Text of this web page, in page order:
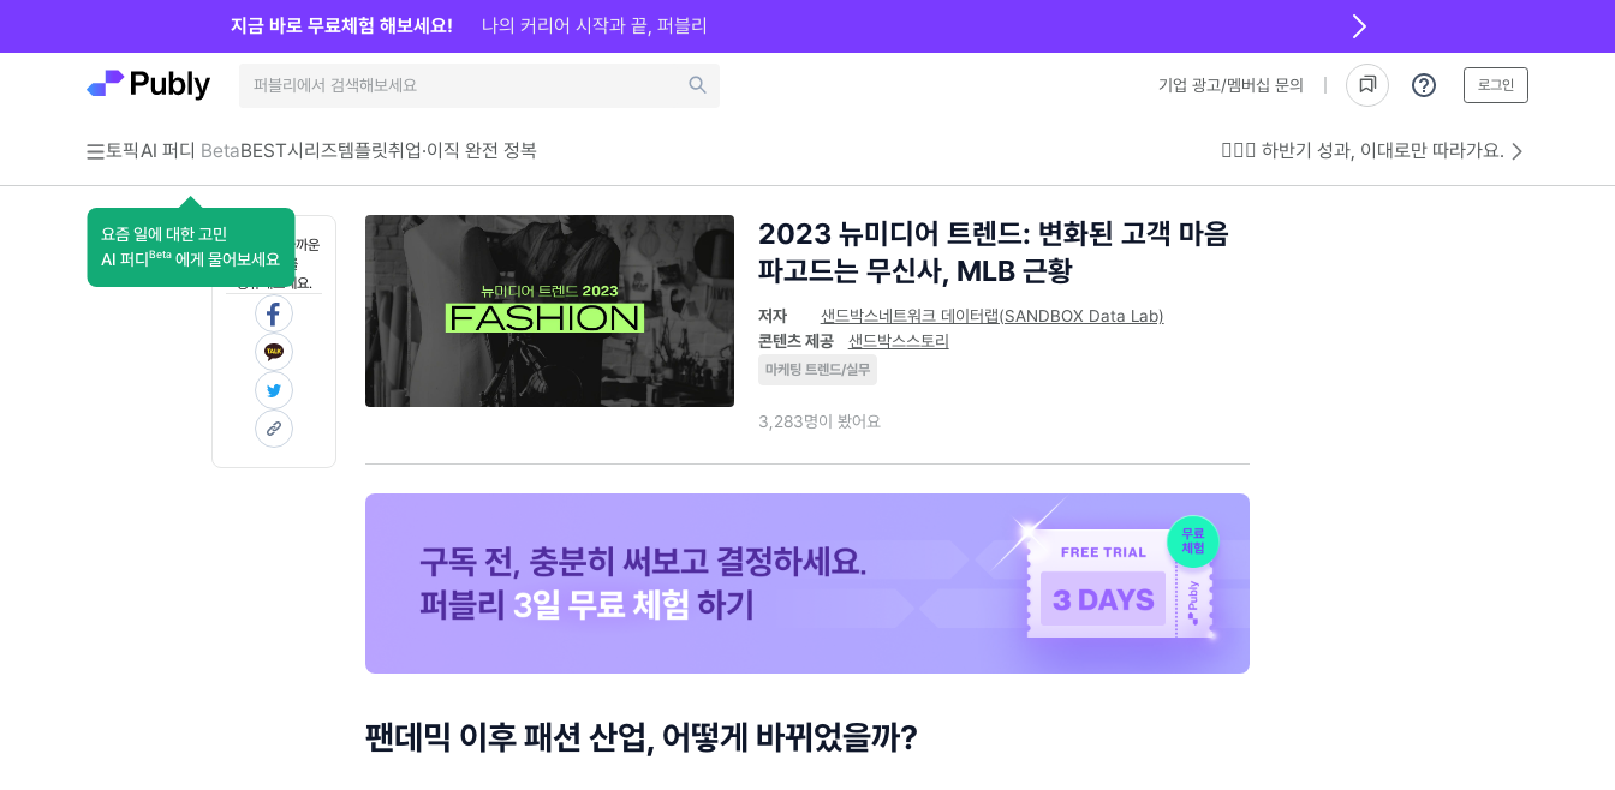
기업 광고/멤버십 문의 로그인
토픽AI 퍼디 Beta
요즘 일에 대한 고민
AI 퍼디 Beta 에게 물어보세요
BEST시리즈템플릿취업·이직 완전 정복 💁🏻‍♂️ 하반기 성과, 이대로만 따라가요.
지금 바로 무료체험 해보세요! 나의 커리어 시작과 끝, 퍼블리
혼자 보기 아까운
콘텐츠를
공유해보세요.
2023 뉴미디어 트렌드: 변화된 고객 마음
파고드는 무신사, MLB 근황
저자
샌드박스네트워크 데이터랩(SANDBOX Data Lab)
콘텐츠 제공
샌드박스스토리
마케팅 트렌드/실무
3,283명이 봤어요
팬데믹 이후 패션 산업, 어떻게 바뀌었을까?